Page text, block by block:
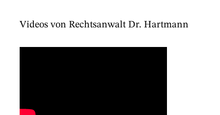
Videos von Rechtsanwalt Dr. Hartmann